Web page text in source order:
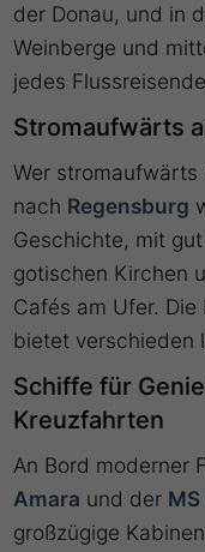
der Donau, und in
Weinberge und
jedes
Stromaufwärts
Wer
nach Regensburg
Geschichte, mit
gotischen Kirchen
Cafés am Ufer. Die
bietet verschieden
Schiffe für
Kreuzfahrten
An Bord moderner
Amara und der
großzügige